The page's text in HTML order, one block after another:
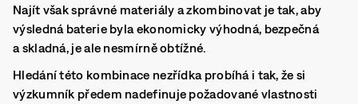
Najít však správné materiály a zkombinovat je tak, aby
výsledná baterie byla ekonomicky výhodná, bezpečná
a skladná, je ale nesmírně obtížné.
Hledání této kombinace nezřídka probíhá i tak, že si
výzkumník předem nadefinuje požadované vlastnosti